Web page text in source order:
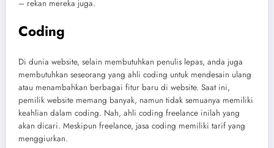
– rekan mereka juga.
Coding
Di dunia website, selain membutuhkan penulis lepas, anda juga
membutuhkan seseorang yang ahli coding untuk mendesain ulang
atau menambahkan berbagai fitur baru di website. Saat ini,
pemilik website memang banyak, namun tidak semuanya memiliki
keahlian dalam coding. Nah, ahli coding freelance inilah yang
akan dicari. Meskipun freelance, jasa coding memiliki tarif yang
menggiurkan.